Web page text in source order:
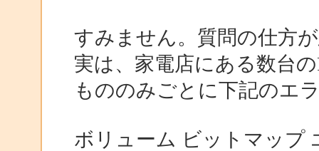
すみません。質問の仕方
実は、家電店にある数台
もののみごとに下記のエ
ボリューム ビットマップ